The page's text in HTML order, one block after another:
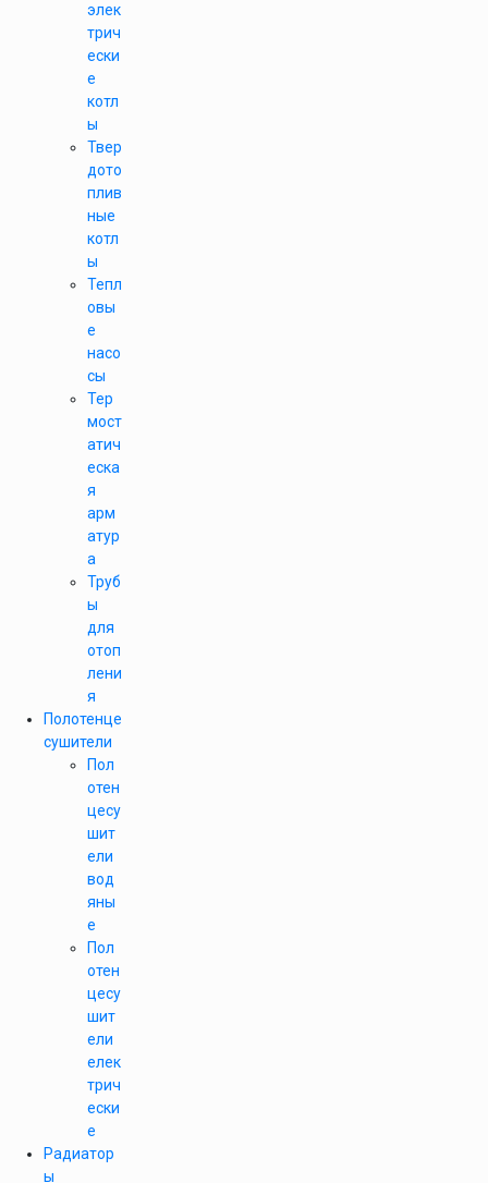
элек
трич
ески
е
котл
ы
Твер
дото
плив
ные
котл
ы
Тепл
овы
е
насо
сы
Тер
мост
атич
еска
я
арм
атур
а
Труб
ы
для
отоп
лени
я
Полотенце
сушители
Пол
отен
цесу
шит
ели
вод
яны
е
Пол
отен
цесу
шит
ели
елек
трич
ески
е
Радиатор
ы